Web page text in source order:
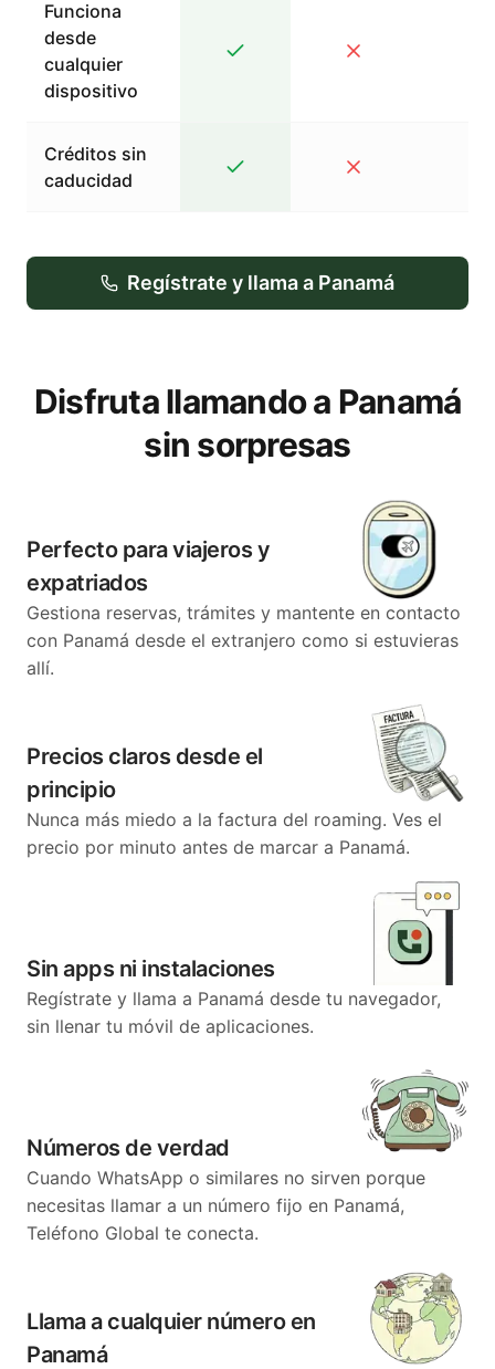
Funciona
desde
cualquier
dispositivo
Créditos sin
caducidad
Regístrate y llama a Panamá
Disfruta llamando a Panamá
sin sorpresas
Perfecto para viajeros y
expatriados
Gestiona reservas, trámites y mantente en contacto
con Panamá desde el extranjero como si estuvieras
allí.
Precios claros desde el
principio
Nunca más miedo a la factura del roaming. Ves el
precio por minuto antes de marcar a Panamá.
Sin apps ni instalaciones
Regístrate y llama a Panamá desde tu navegador,
sin llenar tu móvil de aplicaciones.
Números de verdad
Cuando WhatsApp o similares no sirven porque
necesitas llamar a un número fijo en Panamá,
Teléfono Global te conecta.
Llama a cualquier número en
Panamá